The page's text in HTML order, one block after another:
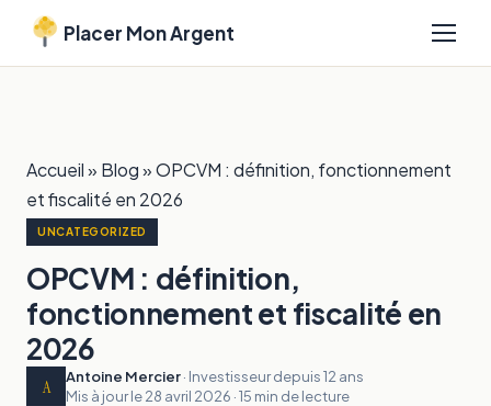
Placer Mon Argent
Accueil» Blog»OPCVM : définition, fonctionnement
et fiscalité en 2026
UNCATEGORIZED
OPCVM : définition,
fonctionnement et fiscalité en
2026
A Antoine Mercier· Investisseur depuis 12 ans
Mis à jour le 28 avril 2026 · 15 min de lecture